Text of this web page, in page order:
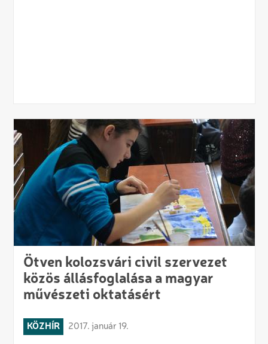
Ötven kolozsvári civil szervezet
közös állásfoglalása a magyar
művészeti oktatásért
KÖZHÍR 2017. január 19.